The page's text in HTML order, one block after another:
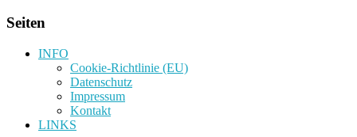
Seiten
INFO
Cookie-Richtlinie (EU)
Datenschutz
Impressum
Kontakt
LINKS